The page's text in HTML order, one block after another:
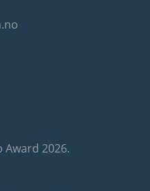
Award 2026.